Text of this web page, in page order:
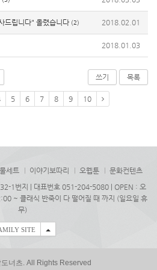
드립니다" 올렸습니다 (2) 2018.02.01
2018.01.03
쓰기 목록
5 6 7 8 9 10
세트 이야기보따리 오웹툰
문화컨텐츠
1번지 | 대표번호 051-204-5080 | OPEN : 오
~ 클래식 반죽이 다 떨어질 때 까지 (일요일 휴
무)
SITE
너츠. All Rights Reserved